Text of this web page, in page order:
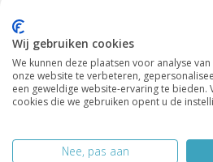
Breedte: 50 cm
Hoogte: 65 cm
Heb je vragen over deze kast
Neem gerust contact op met
we helpen je graag verder.
PRODUCTSPECIFICATIES
Wij gebruiken cookies
We kunnen deze plaatsen voor analyse
onze website te verbeteren,
een geweldige website-ervaring te
cookies die we gebruiken opent u de
Nee, pas aan